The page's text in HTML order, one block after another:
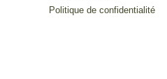
Politique de confidentialité